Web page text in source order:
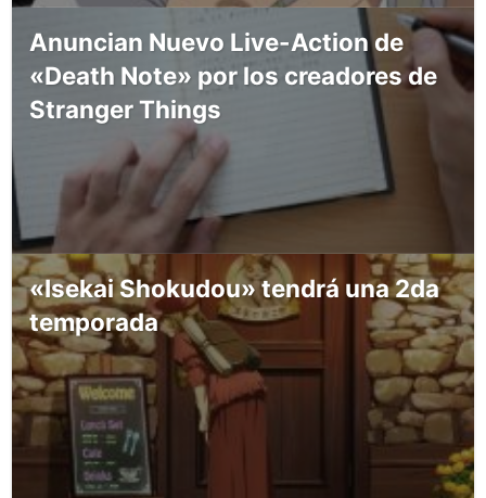
Anuncian Nuevo Live-Action de
«Death Note» por los creadores de
Stranger Things
«Isekai Shokudou» tendrá una 2da
temporada